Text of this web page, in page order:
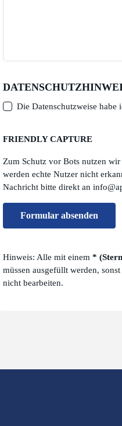
Die Datenschutzweise habe
FRIENDLY CAPTURE
Zum Schutz vor Bots nutzen
werden echte Nutzer nicht
Nachricht bitte direkt an
Formular absenden
Hinweis: Alle mit einem *
müssen ausgefüllt werden,
nicht bearbeiten.